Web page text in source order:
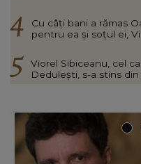
Cu câți bani a rămas
pentru ea și soțul ei,
Viorel Sibiceanu, cel
Dedulești, s-a stins din